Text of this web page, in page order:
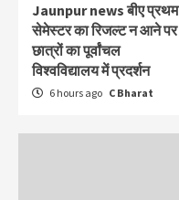
Jaunpur news बीए प्रथम
सेमेस्टर का रिजल्ट न आने पर
छात्रों का पूर्वांचल
विश्वविद्यालय में प्रदर्शन
6 hours ago C Bharat